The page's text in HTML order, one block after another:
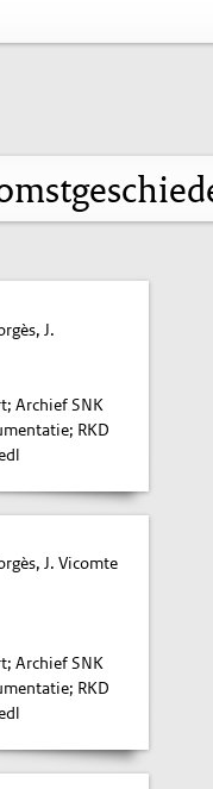
J.
Archief SNK
RKD
J. Vicomte
Archief SNK
RKD